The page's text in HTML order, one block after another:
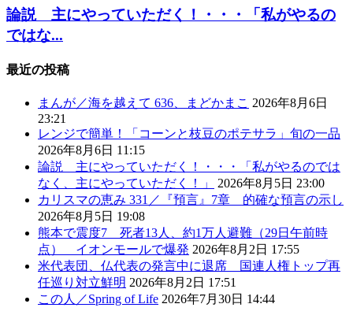
論説 主にやっていただく！・・・「私がやるの
ではな...
最近の投稿
まんが／海を越えて 636、まどかまこ 2026年8月6日
23:21
レンジで簡単！「コーンと枝豆のポテサラ」旬の一品
2026年8月6日 11:15
論説 主にやっていただく！・・・「私がやるのでは
なく、主にやっていただく！」
2026年8月5日 23:00
カリスマの恵み 331／『預言』7章 的確な預言の示し
2026年8月5日 19:08
熊本で震度7 死者13人、約1万人避難（29日午前時
点） イオンモールで爆発 2026年8月2日 17:55
米代表団、仏代表の発言中に退席 国連人権トップ再
任巡り対立鮮明 2026年8月2日 17:51
この人／Spring of Life 2026年7月30日 14:44